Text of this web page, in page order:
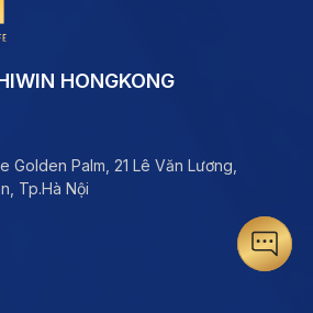
HONGKONG
Golden Palm, 21 Lê Văn Lương,
Tp.Hà Nội